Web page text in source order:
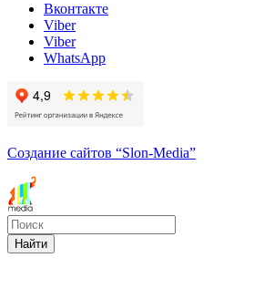
Вконтакте
Viber
Viber
WhatsApp
Создание сайтов “Slon-Media”
Найти